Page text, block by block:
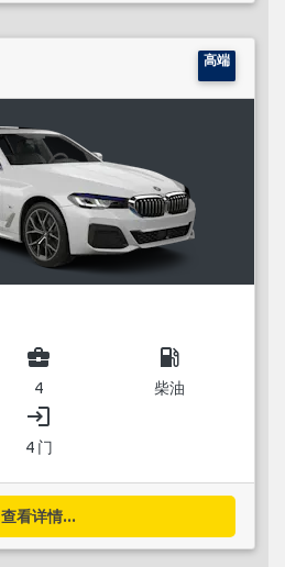
高端
business_center
4
local_gas_station
柴油
login
4 门
查看详情...